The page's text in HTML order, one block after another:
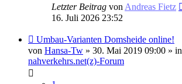
Letzter Beitrag von Andreas Fietz
16. Juli 2026 23:52
Neuer
Beitrag
Umbau-Varianten Domsheide online!
von Hansa-Tw » 30. Mai 2019 09:00 » in
nahverkehrs.net(z)-Forum